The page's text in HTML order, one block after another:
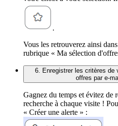
.
Vous les retrouverez ainsi
rubrique « Ma sélection
6. Enregistrer les critères de
offres par e-
Gagnez du temps et évitez de
recherche à chaque visite !
« Créer une alerte » :